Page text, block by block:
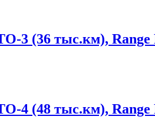
3 (36 тыс.км),
4 (48 тыс.км),